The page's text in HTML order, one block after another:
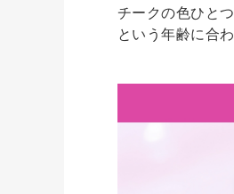
チークの色ひと
という年齢に合